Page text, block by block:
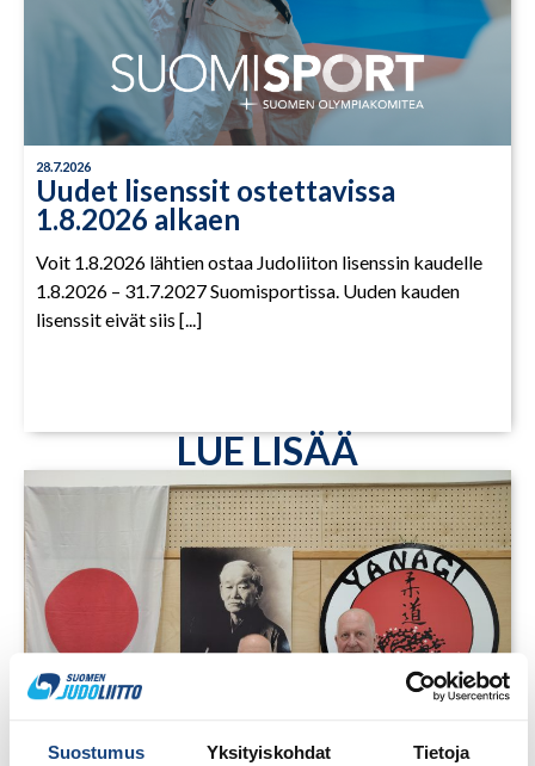
Suostumus Yksityiskohdat Tietoja
28.7.2026
Uudet lisenssit ostettavissa
1.8.2026 alkaen
Voit 1.8.2026 lähtien ostaa Judoliiton lisenssin kaudelle
1.8.2026 – 31.7.2027 Suomisportissa. Uuden kauden
lisenssit eivät siis [...]
LUE LISÄÄ